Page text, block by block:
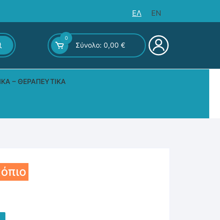
ΕΛ EN
0
Σύνολο:0,00€
– ΘΕΡΑΠΕΥΤΙΚΆ
Επιτραπέζια